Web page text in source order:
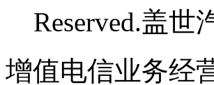
Reserved.盖世
增值电信业务经